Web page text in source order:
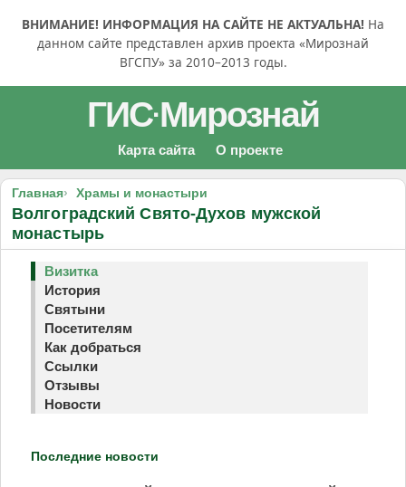
ВНИМАНИЕ! ИНФОРМАЦИЯ НА САЙТЕ НЕ АКТУАЛЬНА! На
данном сайте представлен архив проекта «Мирознай
ВГСПУ» за 2010–2013 годы.
ГИС·Мирознай
Карта сайта О проекте
Главная Храмы и монастыри
Волгоградский Свято-Духов мужской
монастырь
Визитка
История
Святыни
Посетителям
Как добраться
Ссылки
Отзывы
Новости
Последние новости